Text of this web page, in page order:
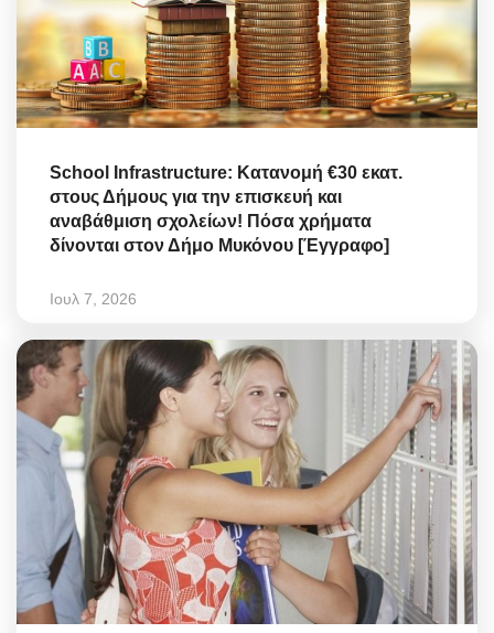
School Infrastructure: Κατανομή €30 εκατ.
στους Δήμους για την επισκευή και
αναβάθμιση σχολείων! Πόσα χρήματα
δίνονται στον Δήμο Μυκόνου [Έγγραφο]
Ιουλ 7, 2026